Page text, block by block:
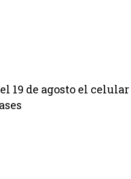
de agosto el celular